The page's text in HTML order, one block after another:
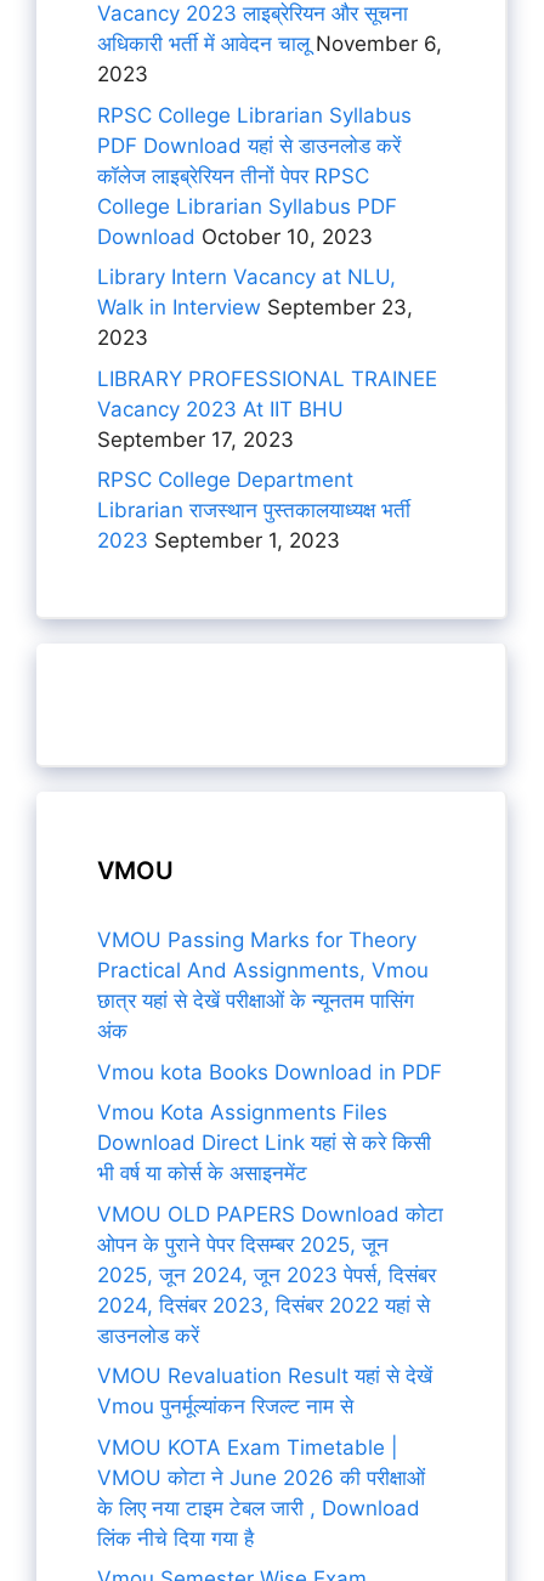
Vacancy 2023 लाइब्रेरियन और सूचना
अधिकारी भर्ती में आवेदन चालूNovember 6,
2023
RPSC College Librarian Syllabus
PDF Download यहां से डाउनलोड करें
कॉलेज लाइब्रेरियन तीनों पेपर RPSC
College Librarian Syllabus PDF
Download October 10, 2023
Library Intern Vacancy at NLU,
Walk in Interview September 23,
2023
LIBRARY PROFESSIONAL TRAINEE
Vacancy 2023 At IIT BHU
September 17, 2023
RPSC College Department
Librarian राजस्थान पुस्तकालयाध्यक्ष भर्ती
2023 September 1, 2023
VMOU
VMOU Passing Marks for Theory
Practical And Assignments, Vmou
छात्र यहां से देखें परीक्षाओं के न्यूनतम पासिंग
अंक
Vmou kota Books Download in PDF
Vmou Kota Assignments Files
Download Direct Link यहां से करे किसी
भी वर्ष या कोर्स के असाइनमेंट
VMOU OLD PAPERS Download कोटा
ओपन के पुराने पेपर दिसम्बर 2025, जून
2025, जून 2024, जून 2023 पेपर्स, दिसंबर
2024, दिसंबर 2023, दिसंबर 2022 यहां से
डाउनलोड करें
VMOU Revaluation Result यहां से देखें
Vmou पुनर्मूल्यांकन रिजल्ट नाम से
VMOU KOTA Exam Timetable |
VMOU कोटा ने June 2026 की परीक्षाओं
के लिए नया टाइम टेबल जारी , Download
लिंक नीचे दिया गया है